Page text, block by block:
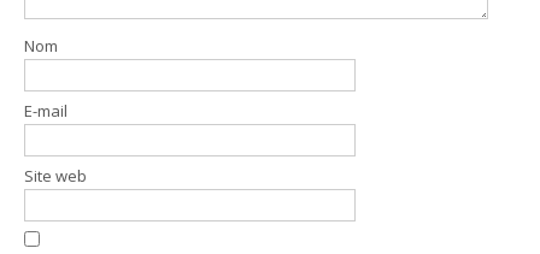
Nom
E-mail
Site web